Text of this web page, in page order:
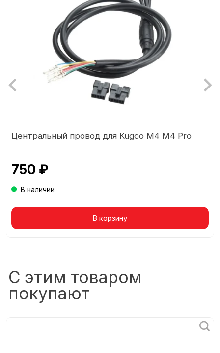
Товар в корзине
Центральный провод для Kugoo М4 M4 Pro
750 ₽
В наличии
В корзину
С этим товаром
покупают